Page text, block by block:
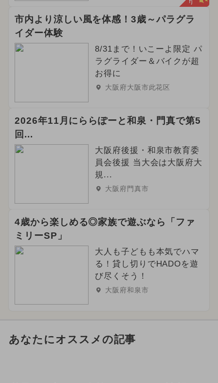
市内より涼しい風を体感！3歳～パラグラ
イダー体験
8/31まで！いこーよ限定 パ
ラグライダー＆バイクが超
お得に
大阪府大阪市此花区
2026年11月にららぽーと和泉・門真で第5
回...
大阪府後援・和泉市教育委
員会後援 当大会は大阪府大
規...
大阪府門真市
4歳から楽しめる◎家族で遊ぶなら「ファ
ミリーSP」
大人も子どもも本気でハマ
る！貸し切りでHADOを遊
び尽くそう！
大阪府和泉市
あなたにオススメの記事